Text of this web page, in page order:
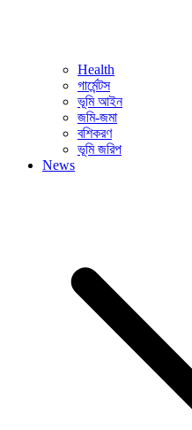
Health
গার্মেন্টস
ভূমি আইন
জমি-জমা
বশিকরণ
ভূমি জরিপ
News